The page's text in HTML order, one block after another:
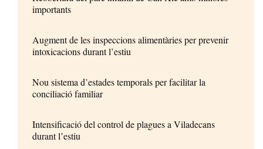
importants
Augment de les inspeccions alimentàries per prevenir
intoxicacions durant l’estiu
Nou sistema d’estades temporals per facilitar la
conciliació familiar
Intensificació del control de plagues a Viladecans
durant l’estiu